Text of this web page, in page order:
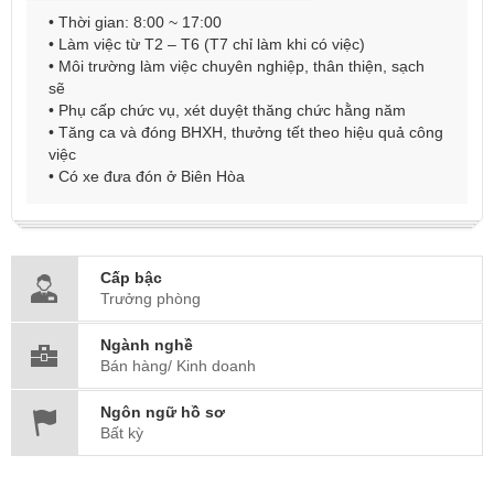
• Thời gian: 8:00 ~ 17:00
• Làm việc từ T2 – T6 (T7 chỉ làm khi có việc)
• Môi trường làm việc chuyên nghiệp, thân thiện, sạch
sẽ
• Phụ cấp chức vụ, xét duyệt thăng chức hằng năm
• Tăng ca và đóng BHXH, thưởng tết theo hiệu quả công
việc
• Có xe đưa đón ở Biên Hòa
Cấp bậc
Trưởng phòng
Ngành nghề
Bán hàng/ Kinh doanh
Ngôn ngữ hồ sơ
Bất kỳ